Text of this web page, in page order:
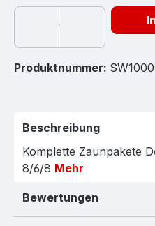
Produktnummer:
Beschreibung
Komplette Zaunpakete
8/6/8 Mehr
Bewertungen